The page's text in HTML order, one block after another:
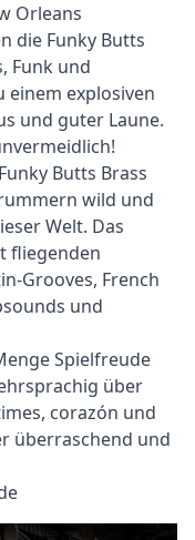
Orleans
die Funky Butts
Funk und
einem explosiven
und guter Laune.
Butts Brass
wild und
Welt. Das
fliegenden
Grooves, French
und
Spielfreude
über
corazón und
überraschend und